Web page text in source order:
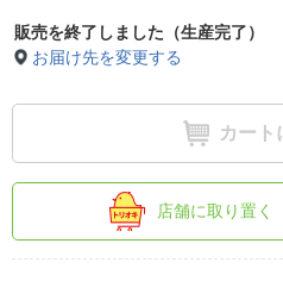
販売を終了しました（生産完了）
お届け先を変更する
カート
店舗に取り置く